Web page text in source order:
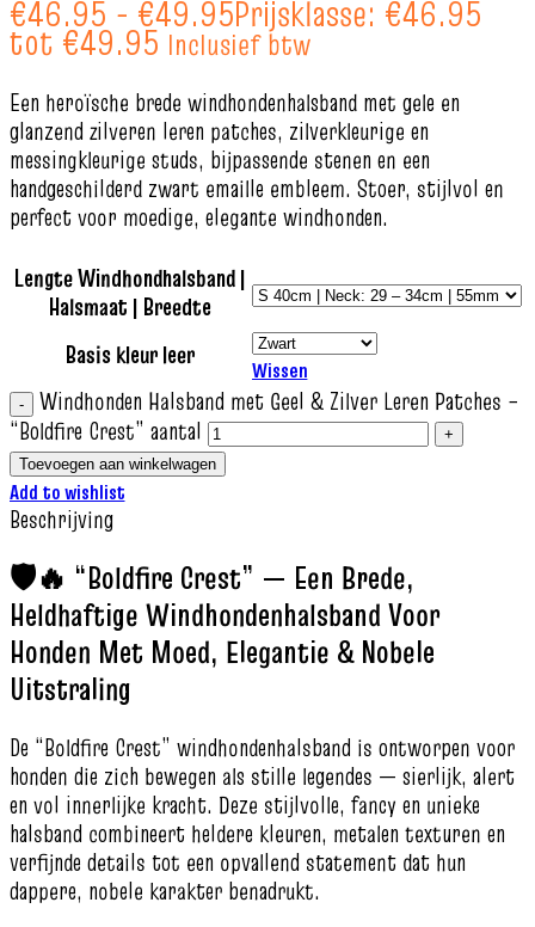
€46.95 - €49.95Prijsklasse: €46.95
tot €49.95 Inclusief btw
Een heroïsche brede windhondenhalsband met gele en
glanzend zilveren leren patches, zilverkleurige en
messingkleurige studs, bijpassende stenen en een
handgeschilderd zwart emaille embleem. Stoer, stijlvol en
perfect voor moedige, elegante windhonden.
Lengte Windhondhalsband |
Halsmaat | Breedte
Basis kleur leer
Wissen
Windhonden Halsband met Geel & Zilver Leren Patches –
“Boldfire Crest” aantal
Toevoegen aan winkelwagen
Add to wishlist
Beschrijving
🛡️🔥 “Boldfire Crest” — Een Brede,
Heldhaftige Windhondenhalsband Voor
Honden Met Moed, Elegantie & Nobele
Uitstraling
De “Boldfire Crest” windhondenhalsband is ontworpen voor
honden die zich bewegen als stille legendes — sierlijk, alert
en vol innerlijke kracht. Deze stijlvolle, fancy en unieke
halsband combineert heldere kleuren, metalen texturen en
verfijnde details tot een opvallend statement dat hun
dappere, nobele karakter benadrukt.